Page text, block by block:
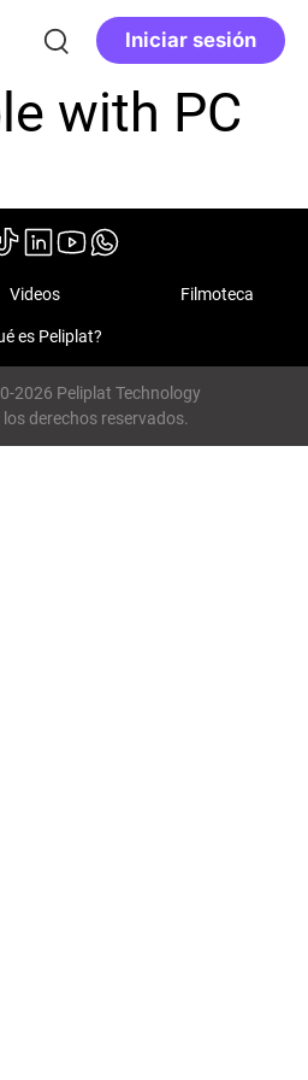
Iniciar sesión
with PC
Videos Filmoteca
es Peliplat?
2026 Peliplat Technology
derechos reservados.